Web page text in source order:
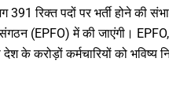
रिक्त पदों पर भर्ती होने की
(EPFO) में की जाएंगी।
के करोड़ों कर्मचारियों को भविष्य